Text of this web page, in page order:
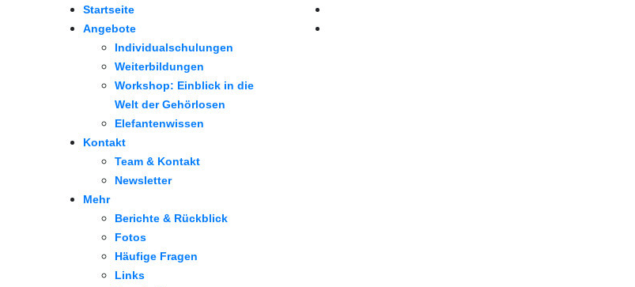
Startseite
Angebote
Individualschulungen
Weiterbildungen
Workshop: Einblick in die
Welt der Gehörlosen
Elefantenwissen
Kontakt
Team & Kontakt
Newsletter
Mehr
Berichte & Rückblick
Fotos
Häufige Fragen
Links